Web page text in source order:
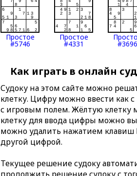
Простое
#5746
Простое
#4331 #3696
Как играть в онлайн
Судоку на этом сайте можно
клетку. Цифру можно ввести как
с игровым полем. Жёлтую
клетку для ввода цифры можно
можно удалить нажатием клавиш
другой цифрой.
Текущее решение судоку